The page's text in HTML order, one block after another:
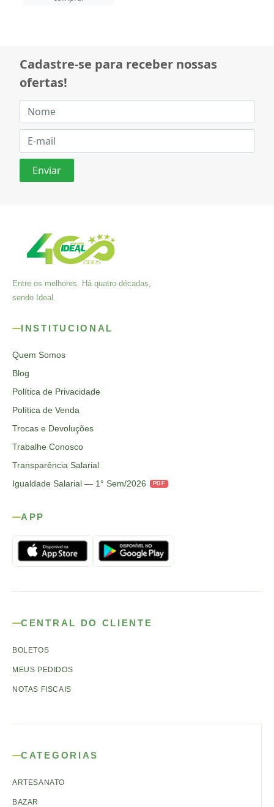
Cadastre-se para receber nossas
ofertas!
Entre os melhores. Há quatro décadas,
sendo Ideal.
INSTITUCIONAL
Quem Somos
Blog
Política de Privacidade
Política de Venda
Trocas e Devoluções
Trabalhe Conosco
Transparência Salarial
Igualdade Salarial — 1° Sem/2026
PDF
APP
CENTRAL DO CLIENTE
BOLETOS
MEUS PEDIDOS
NOTAS FISCAIS
CATEGORIAS
ARTESANATO
BAZAR